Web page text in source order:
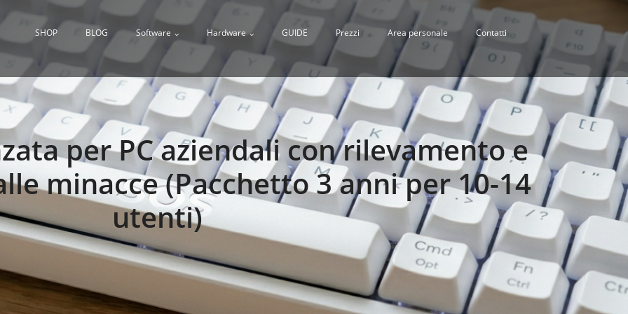
SHOP BLOG Software Hardware GUIDE Prezzi Area personale Contatti
per PC aziendali con rilevamento e
minacce (Pacchetto 3 anni per 10-14
utenti)